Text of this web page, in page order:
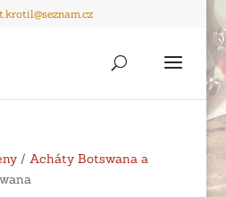
/ Acháty Botswana a